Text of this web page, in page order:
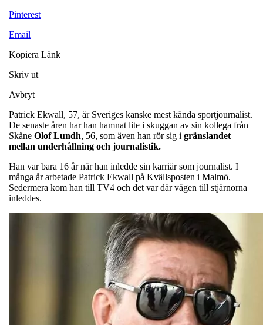
Pinterest
Email
Kopiera Länk
Skriv ut
Avbryt
Patrick Ekwall, 57, är Sveriges kanske mest kända sportjournalist.
De senaste åren har han hamnat lite i skuggan av sin kollega från
Skåne Olof Lundh, 56, som även han rör sig i gränslandet
mellan underhållning och journalistik.
Han var bara 16 år när han inledde sin karriär som journalist. I
många år arbetade Patrick Ekwall på Kvällsposten i Malmö.
Sedermera kom han till TV4 och det var där vägen till stjärnorna
inleddes.